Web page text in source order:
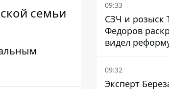
семьи
09:33
СЗЧ и розыск
Федоров
видел
мобилизации
09:32
Эксперт